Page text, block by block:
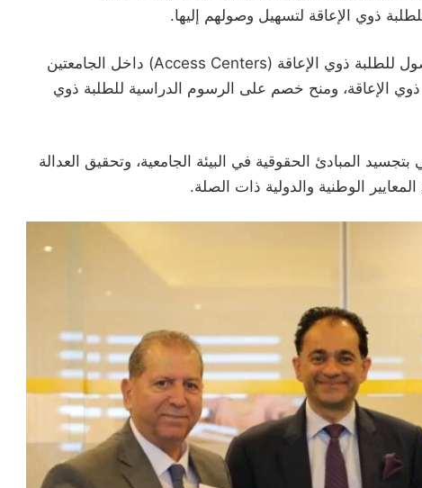
ذوي الإعاقة لتسهيل وصولهم إليها.
وشملت الاتفاقيتان استحداث مركز متخصص للوصول للطلبة ذوي الإعاقة (Access Centers) داخل الجامعتين
ذوي الإعاقة، ومنح خصم على الرسوم الدراسية للطلبة ذوي
المبادئ الحقوقية في البيئة الجامعية، وتحقيق العدالة
الوطنية والدولية ذات الصلة.